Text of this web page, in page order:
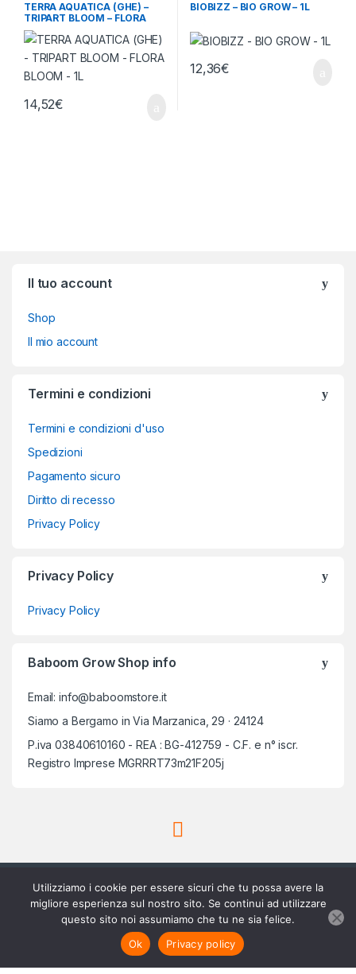
Aggiungi al carrello
TERRA AQUATICA (GHE) –
TRIPART BLOOM – FLORA
BLOOM – 1L
14,52€
BIOBIZZ – BIO GROW – 1L
12,36€
Il tuo account
Shop
Il mio account
Termini e condizioni
Termini e condizioni d'uso
Spedizioni
Pagamento sicuro
Diritto di recesso
Privacy Policy
Privacy Policy
Privacy Policy
Baboom Grow Shop info
Email: info@baboomstore.it
Siamo a Bergamo in Via Marzanica, 29 · 24124
P.iva 03840610160 - REA : BG-412759 - C.F. e n° iscr.
Registro Imprese MGRRRT73m21F205j
Scrivici su Whatsapp
3756420488
Utilizziamo i cookie per essere sicuri che tu possa avere la
migliore esperienza sul nostro sito. Se continui ad utilizzare
questo sito noi assumiamo che tu ne sia felice.
Ok
Privacy policy